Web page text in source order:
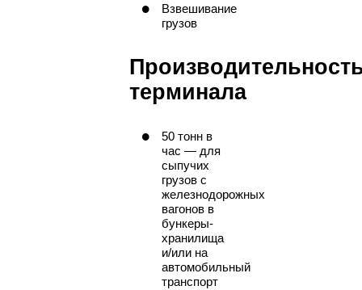
Взвешивание
грузов
терминала
50 тонн в
час — для
сыпучих
грузов с
железнодорожных
вагонов в
бункеры-
хранилища
и/или на
автомобильный
транспорт